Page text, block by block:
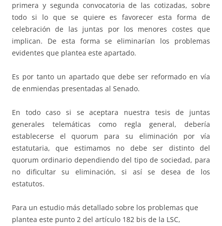
primera y segunda convocatoria de las cotizadas, sobre
todo si lo que se quiere es favorecer esta forma de
celebración de las juntas por los menores costes que
implican. De esta forma se eliminarían los problemas
evidentes que plantea este apartado.
Es por tanto un apartado que debe ser reformado en vía
de enmiendas presentadas al Senado.
En todo caso si se aceptara nuestra tesis de juntas
generales telemáticas como regla general, debería
establecerse el quorum para su eliminación por vía
estatutaria, que estimamos no debe ser distinto del
quorum ordinario dependiendo del tipo de sociedad, para
no dificultar su eliminación, si así se desea de los
estatutos.
Para un estudio más detallado sobre los problemas que
plantea este punto 2 del artículo 182 bis de la LSC,